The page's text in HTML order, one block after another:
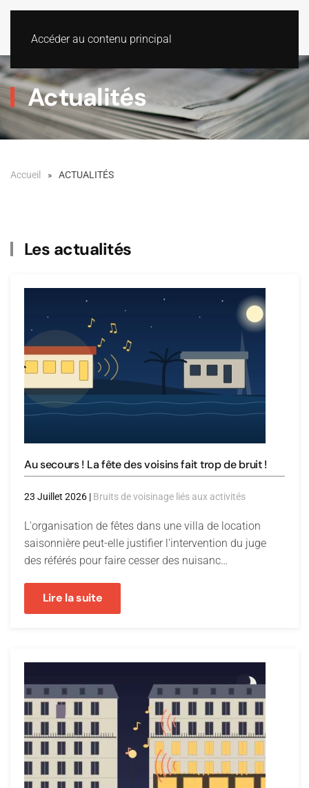
Accéder au contenu principal
Actualités
Accueil ACTUALITÉS
Les actualités
Au secours ! La fête des voisins fait trop de bruit !
23 Juillet 2026 | Bruits de voisinage liés aux activités
L'organisation de fêtes dans une villa de location
saisonnière peut-elle justifier l'intervention du juge
des référés pour faire cesser des nuisanc…
Lire la suite